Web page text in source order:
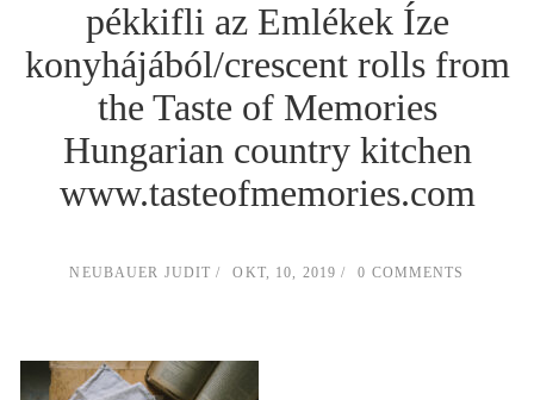
pékkifli az Emlékek Íze
konyhájából/crescent rolls from
the Taste of Memories
Hungarian country kitchen
www.tasteofmemories.com
NEUBAUER JUDIT OKT, 10, 2019 0 COMMENTS